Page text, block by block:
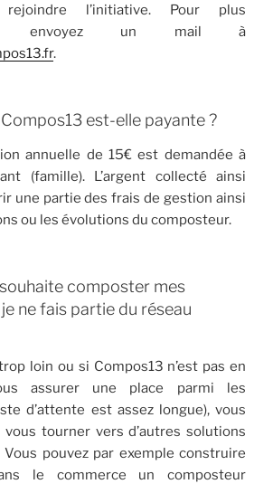
rejoindre l’initiative. Pour plus
envoyez un mail à
.
Compos13 est-elle payante ?
annuelle de 15€ est demandée à
(famille). L’argent collecté ainsi
une partie des frais de gestion ainsi
ou les évolutions du composteur.
composter mes
ne fais partie du réseau
loin ou si Compos13 n’est pas en
assurer une place parmi les
d’attente est assez longue), vous
vous tourner vers d’autres solutions
pouvez par exemple construire
le commerce un composteur